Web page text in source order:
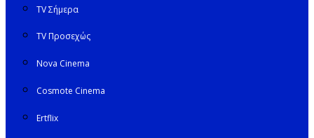
TV Σήμερα
TV Προσεχώς
Nova Cinema
Cosmote Cinema
Ertflix